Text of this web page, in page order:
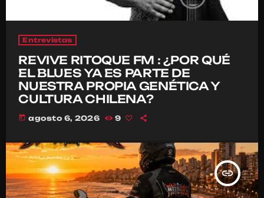
Entrevistas
REVIVE RITOQUE FM : ¿POR QUÉ
EL BLUES YA ES PARTE DE
NUESTRA PROPIA GENÉTICA Y
CULTURA CHILENA?
today agosto 6, 2026 9
insert_link